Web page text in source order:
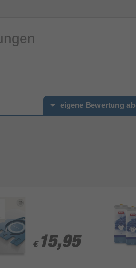
eigene Bewertung
€ 15,95
€ 15,95